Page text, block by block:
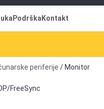
Podrška Kontakt
periferije / Monitor
FreeSync